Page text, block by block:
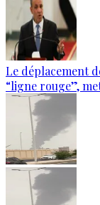
Le déplacement
“ligne rouge”,